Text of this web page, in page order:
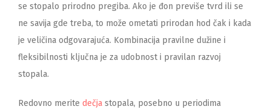
se stopalo prirodno pregiba. Ako je đon previše tvrd ili se
ne savija gde treba, to može ometati prirodan hod čak i kada
je veličina odgovarajuća. Kombinacija pravilne dužine i
fleksibilnosti ključna je za udobnost i pravilan razvoj
stopala.
Redovno merite dečja stopala, posebno u periodima